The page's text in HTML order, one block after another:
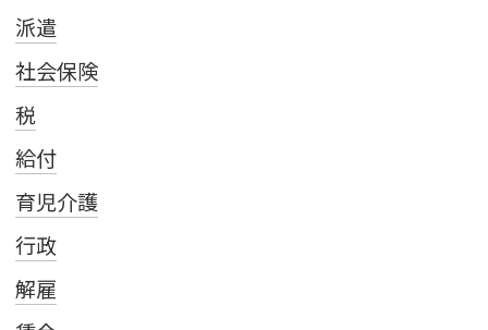
派遣
社会保険
税
給付
育児介護
行政
解雇